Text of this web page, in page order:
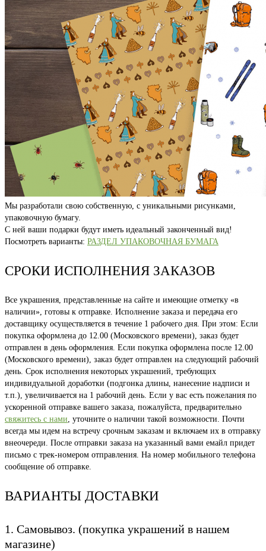
Мы разработали свою собственную, с уникальными рисунками,
упаковочную бумагу.
С ней ваши подарки будут иметь идеальный законченный вид!
Посмотреть варианты: РАЗДЕЛ УПАКОВОЧНАЯ БУМАГА
СРОКИ ИСПОЛНЕНИЯ ЗАКАЗОВ
Все украшения, представленные на сайте и имеющие отметку «в
наличии», готовы к отправке. Исполнение заказа и передача его
доставщику осуществляется в течение 1 рабочего дня. При этом: Если
покупка оформлена до 12.00 (Московского времени), заказ будет
отправлен в день оформления. Если покупка оформлена после 12.00
(Московского времени), заказ будет отправлен на следующий рабочий
день. Срок исполнения некоторых украшений, требующих
индивидуальной доработки (подгонка длины, нанесение надписи и
т.п.), увеличивается на 1 рабочий день. Если у вас есть пожелания по
ускоренной отправке вашего заказа, пожалуйста, предварительно
свяжитесь с нами, уточните о наличии такой возможности. Почти
всегда мы идем на встречу срочным заказам и включаем их в отправку
внеочереди. После отправки заказа на указанный вами емайл придет
письмо с трек-номером отправления. На номер мобильного телефона
сообщение об отправке.
ВАРИАНТЫ ДОСТАВКИ
1. Самовывоз. (покупка украшений в нашем
магазине)